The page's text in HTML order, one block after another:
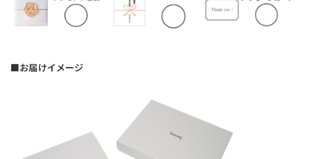
■お届けイメージ